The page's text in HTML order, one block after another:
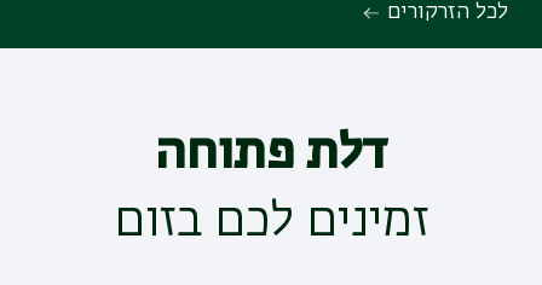
לכל הזרקורים
דלת פתוחה
זמינים לכם בזום